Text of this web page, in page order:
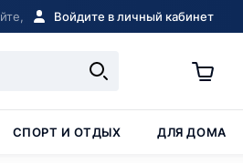
Войдите в личный кабинет
СПОРТ И ОТДЫХ ДЛЯ ДОМА